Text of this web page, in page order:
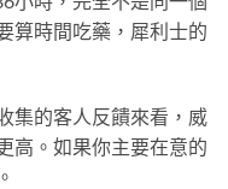
算時間吃藥，犀利士的
集的客人反饋來看，威
高。如果你主要在意的